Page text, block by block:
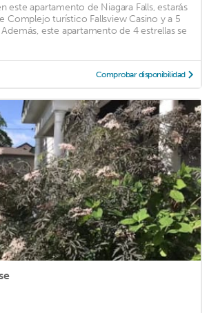
este apartamento de Niagara Falls, estarás
Complejo turístico Fallsview Casino y a 5
este apartamento de 4 estrellas se
Comprobar disponibilidad